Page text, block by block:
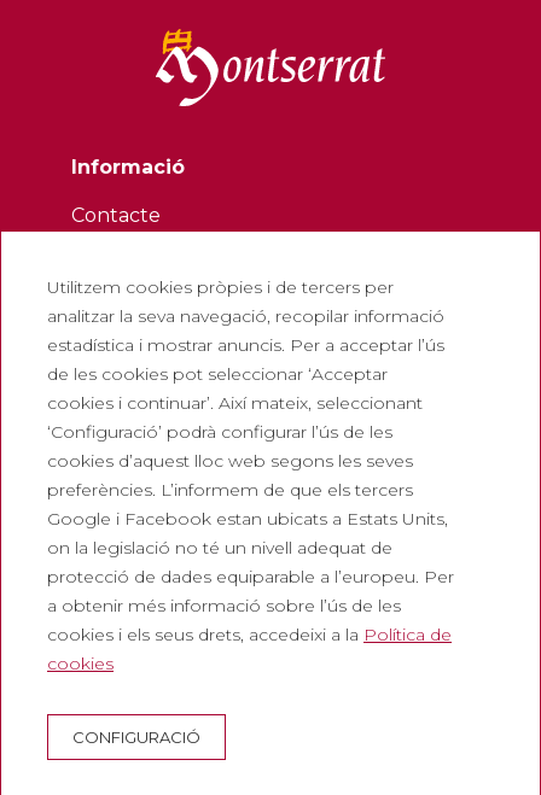
Informació
Contacte
Treballa amb nosaltres
Preguntes freqüents
Entrada turística
Política de privadesa
Política de Xarxes Socials
Canal de denúncies
Corporatiu
Abadia de Montserrat
Escolania de Montserrat
Utilitzem cookies pròpies i de tercers per
analitzar la seva navegació, recopilar informació
estadística i mostrar anuncis. Per a acceptar l’ús
de les cookies pot seleccionar ‘Acceptar
cookies i continuar’. Així mateix, seleccionant
‘Configuració’ podrà configurar l’ús de les
cookies d’aquest lloc web segons les seves
preferències. L’informem de que els tercers
Google i Facebook estan ubicats a Estats Units,
on la legislació no té un nivell adequat de
protecció de dades equiparable a l’europeu. Per
a obtenir més informació sobre l’ús de les
cookies i els seus drets, accedeixi a la Política de
cookies
CONFIGURACIÓ